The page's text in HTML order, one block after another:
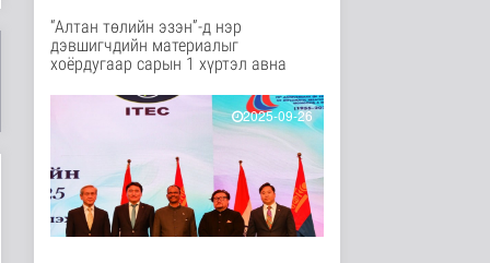
2 цаг 37 минутын өмнө
Долоодугаар сард
бүртгэгджээ
2 цаг 44 минутын өмнө
Мал угаалгын ажил
үргэлжилж байна
Нийгэм
“Алтан төлийн эзэн”-д нэр
дэвшигчдийн материалыг
хоёрдугаар сарын 1 хүртэл авна
2025-09-26